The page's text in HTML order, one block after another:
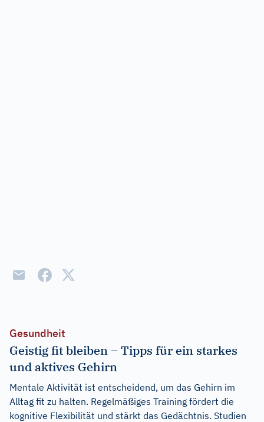
Gesundheit
Geistig fit bleiben – Tipps für ein starkes
und aktives Gehirn
Mentale Aktivität ist entscheidend, um das Gehirn im
Alltag fit zu halten. Regelmäßiges Training fördert die
kognitive Flexibilität und stärkt das Gedächtnis. Studien